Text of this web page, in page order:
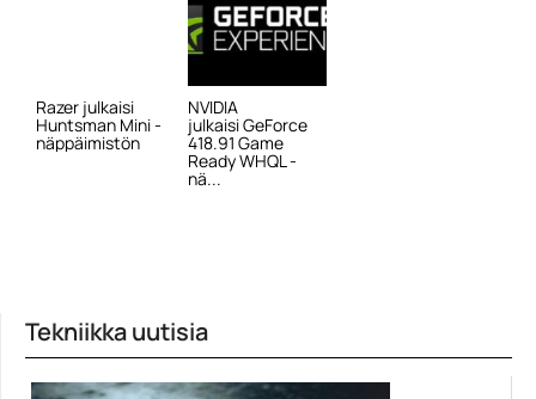
Razer julkaisi
Huntsman Mini -
näppäimistön
NVIDIA
julkaisi GeForce
418.91 Game
Ready WHQL -
nä...
Tekniikka uutisia